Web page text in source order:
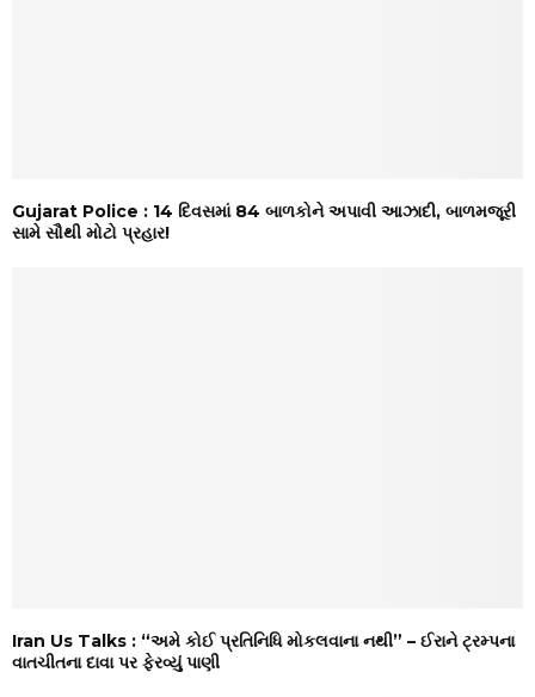
Gujarat Police : 14 દિવસમાં 84 બાળકોને અપાવી આઝાદી, બાળમજૂરી
સામે સૌથી મોટો પ્રહાર!
Iran Us Talks : “અમે કોઈ પ્રતિનિધિ મોકલવાના નથી” – ઈરાને ટ્રમ્પના
વાતચીતના દાવા પર ફેરવ્યું પાણી